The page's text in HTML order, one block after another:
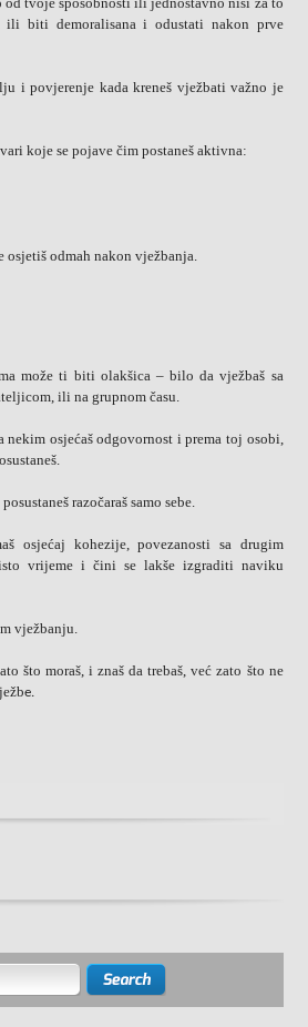
ili biti demoralisana i odustati nakon prve
i povjerenje kada kreneš vježbati važno je
koje se pojave čim postaneš aktivna:
odmah nakon vježbanja.
može ti biti olakšica – bilo da vježbaš sa
ili na grupnom času.
nekim osjećaš odgovornost i prema toj osobi,
razočaraš samo sebe.
osjećaj kohezije, povezanosti sa drugim
vrijeme i čini se lakše izgraditi naviku
vježbanju.
što moraš, i znaš da trebaš, već zato što ne
e.